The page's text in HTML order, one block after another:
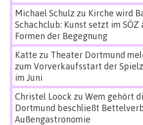
Michael Schulz zu Kirche wird
Schachclub: Kunst setzt im SÖZ
Formen der Begegnung
Katte zu Theater Dortmund
zum Vorverkaufsstart der
im Juni
Christel Loock zu Wem gehört
Dortmund beschließt
Außengastronomie